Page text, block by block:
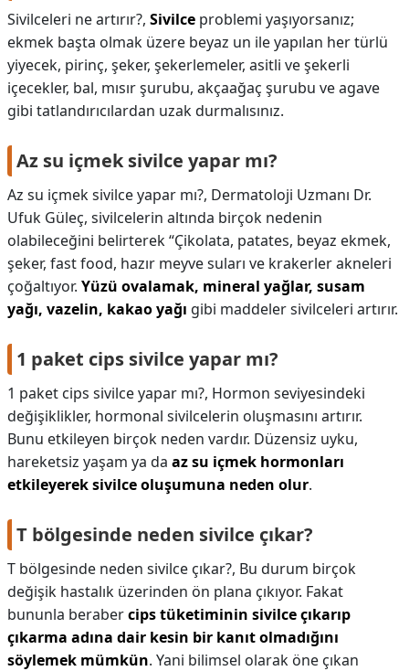
Sivilceleri ne artırır?, Sivilce problemi yaşıyorsanız;
ekmek başta olmak üzere beyaz un ile yapılan her türlü
yiyecek, pirinç, şeker, şekerlemeler, asitli ve şekerli
içecekler, bal, mısır şurubu, akçaağaç şurubu ve agave
gibi tatlandırıcılardan uzak durmalısınız.
Az su içmek sivilce yapar mı?
Az su içmek sivilce yapar mı?, Dermatoloji Uzmanı Dr.
Ufuk Güleç, sivilcelerin altında birçok nedenin
olabileceğini belirterek “Çikolata, patates, beyaz ekmek,
şeker, fast food, hazır meyve suları ve krakerler akneleri
çoğaltıyor. Yüzü ovalamak, mineral yağlar, susam
yağı, vazelin, kakao yağı gibi maddeler sivilceleri artırır.
1 paket cips sivilce yapar mı?
1 paket cips sivilce yapar mı?, Hormon seviyesindeki
değişiklikler, hormonal sivilcelerin oluşmasını artırır.
Bunu etkileyen birçok neden vardır. Düzensiz uyku,
hareketsiz yaşam ya da az su içmek hormonları
etkileyerek sivilce oluşumuna neden olur.
T bölgesinde neden sivilce çıkar?
T bölgesinde neden sivilce çıkar?, Bu durum birçok
değişik hastalık üzerinden ön plana çıkıyor. Fakat
bununla berabercips tüketiminin sivilce çıkarıp
çıkarma adına dair kesin bir kanıt olmadığını
söylemek mümkün. Yani bilimsel olarak öne çıkan